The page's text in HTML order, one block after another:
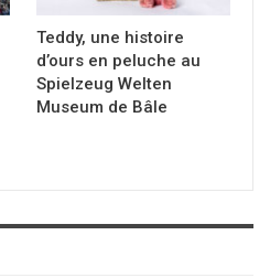
Teddy, une histoire
d’ours en peluche au
Spielzeug Welten
Museum de Bâle